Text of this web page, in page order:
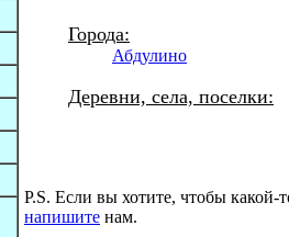
Города:
Абдулино
Деревни, села, поселки:
P.S. Если вы хотите, чтобы какой-
напишите нам.